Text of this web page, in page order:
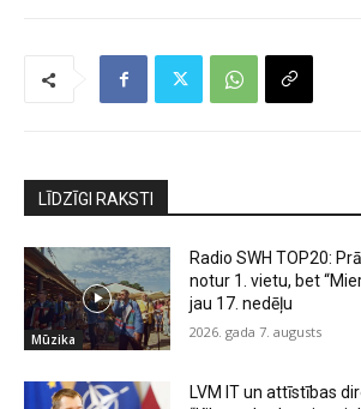
LĪDZĪGI RAKSTI
Mūzika
Radio SWH TOP20:
notur 1. vietu, bet
jau 17. nedēļu
2026. gada 7. augusts
LVM IT un attīstības